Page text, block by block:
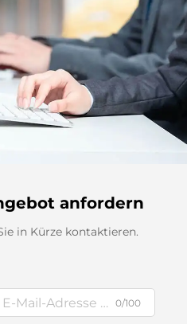
anfordern
in Kürze kontaktieren.
0/100